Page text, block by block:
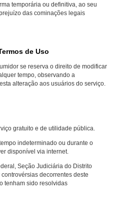
temporária ou definitiva, ao seu
das cominações legais
de Uso
se reserva o direito de modificar
tempo, observando a
alteração aos usuários do serviço.
gratuito e de utilidade pública.
indeterminado ou durante o
disponível via internet.
Seção Judiciária do Distrito
decorrentes deste
tenham sido resolvidas